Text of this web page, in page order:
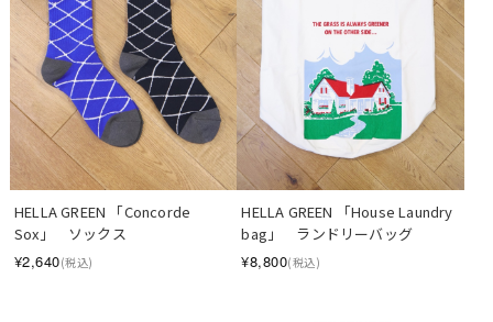
HELLA GREEN 「Concorde
Sox」　ソックス
¥2,640(税込)
HELLA GREEN 「House Laundry
bag」　ランドリーバッグ
¥8,800(税込)